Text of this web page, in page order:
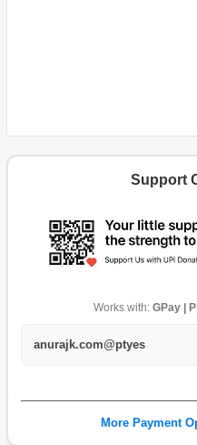
Support
Works with: GPay |
anurajk.com@ptyes
More Payment